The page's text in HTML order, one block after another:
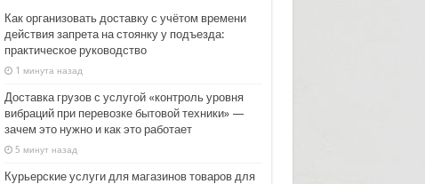
Как организовать доставку с учётом времени
действия запрета на стоянку у подъезда:
практическое руководство
1 минута назад
Доставка грузов с услугой «контроль уровня
вибраций при перевозке бытовой техники» —
зачем это нужно и как это работает
5 минут назад
Курьерские услуги для магазинов товаров для